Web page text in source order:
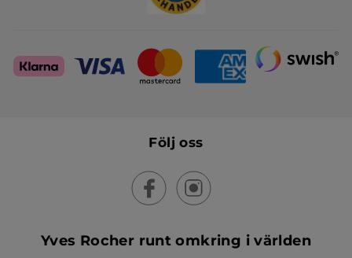
Följ oss
Yves Rocher runt omkring i världen